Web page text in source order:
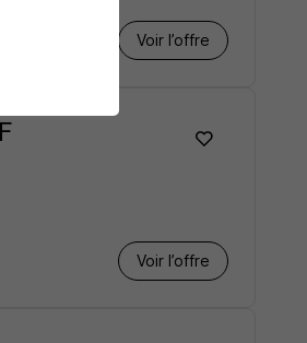
Voir l’offre
Voir l’offre